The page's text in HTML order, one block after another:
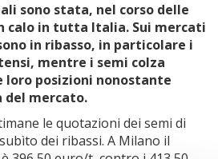
sono stata, nel corso delle
calo in tutta Italia. Sui mercati
in ribasso, in particolare i
mentre i semi colza
loro posizioni nonostante
del mercato.
le quotazioni dei semi di
dei ribassi. A Milano il